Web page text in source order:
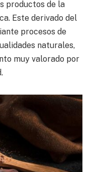
productos de la
Este derivado del
procesos de
naturales,
muy valorado por